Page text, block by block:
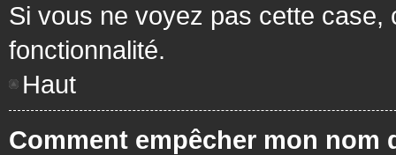
Si vous ne voyez pas cette case,
fonctionnalité.
Haut
Comment empêcher mon nom